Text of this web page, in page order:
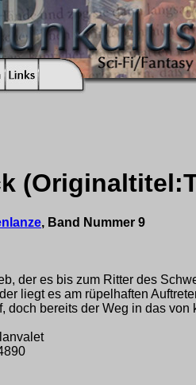
, Band Nummer 9
der es bis zum Ritter des
liegt es am rüpelhaften
doch bereits der Weg in das